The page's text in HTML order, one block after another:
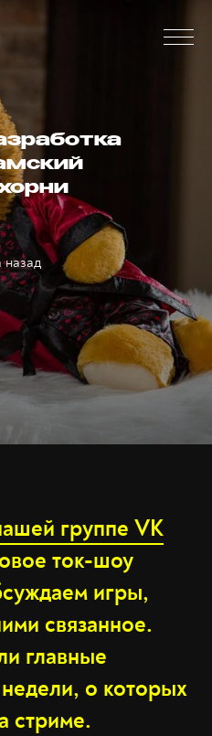
назад
группе VK
ток-шоу
игры,
связанное.
главные
о которых
стриме.